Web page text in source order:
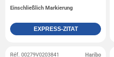
Einschließlich Markierung
EXPRESS-ZITAT
Haribo
Réf. 00279V0203841